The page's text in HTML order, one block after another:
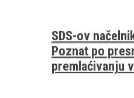
SDS-ov
Poznat po
premlaćivanju